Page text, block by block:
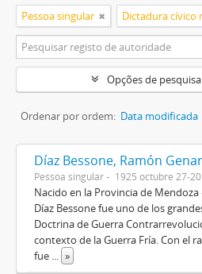
Pessoa singular Dictadura cívico
Opções de
Ordenar por ordem: Data modificada
Díaz Bessone, Ramón
Pessoa singular 1925 octubre 27-
Nacido en la Provincia de
Díaz Bessone fue uno de los
Doctrina de Guerra
contexto de la Guerra Fría. Con el
fue ... »